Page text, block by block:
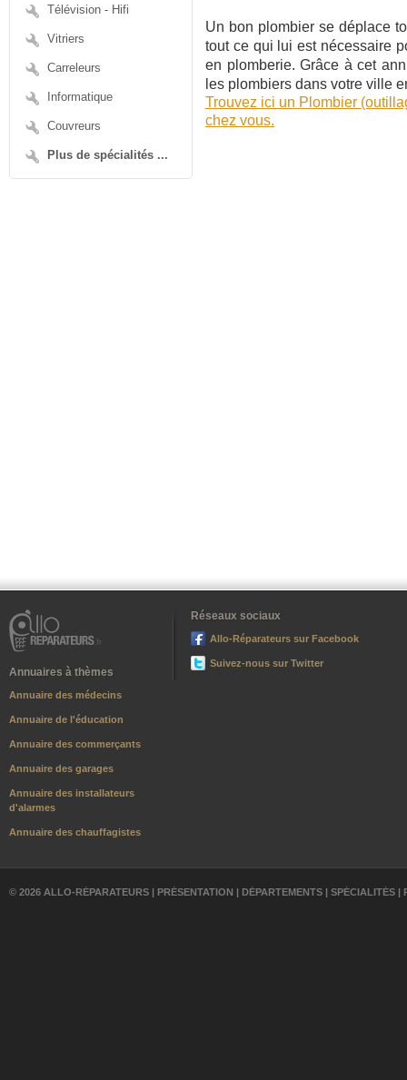
Télévision - Hifi
Vitriers
Carreleurs
Informatique
Couvreurs
Plus de spécialités ...
Un bon plombier se déplace
tout ce qui lui est nécessaire
en plomberie. Grâce à cet
les plombiers dans votre ville
Trouvez ici un Plombier
chez vous.
Annuaires à thèmes
Annuaire des médecins
Annuaire de l'éducation
Annuaire des commerçants
Annuaire des garages
Annuaire des installateurs
d'alarmes
Annuaire des chauffagistes
Réseaux sociaux
Allo-Réparateurs sur Facebook
Suivez-nous sur Twitter
© 2026 ALLO-RÉPARATEURS | PRÉSENTATION | DÉPARTEMENTS | SPÉCIALITÉS |